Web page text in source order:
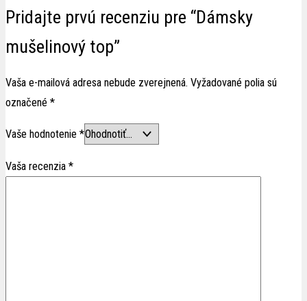
Pridajte prvú recenziu pre “Dámsky
mušelinový top”
Vaša e-mailová adresa nebude zverejnená. Vyžadované polia sú
označené *
Vaše hodnotenie *
Vaša recenzia *